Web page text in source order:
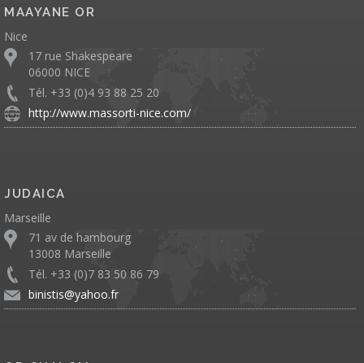
MAAYANE OR
Nice
17 rue Shakespeare
06000 NICE
Tél. +33 (0)4 93 88 25 20
http://www.massorti-nice.com/
JUDAICA
Marseille
71 av de hambourg
13008 Marseille
Tél. +33 (0)7 83 50 86 79
binistis@yahoo.fr